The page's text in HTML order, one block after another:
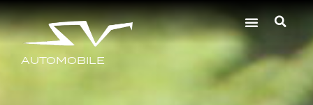
AUTOMOBILE